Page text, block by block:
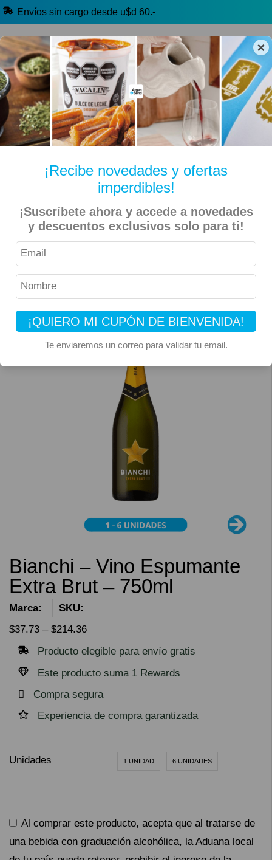
×
¡Recibe novedades y ofertas
imperdibles!
¡Suscríbete ahora y accede a novedades
y descuentos exclusivos solo para ti!
¡QUIERO MI CUPÓN DE BIENVENIDA!
Te enviaremos un correo para validar tu email.
Envíos sin cargo desde u$d 60.-
🔥 Alfajores y Golosinas
🧉 Clásicos argentinos 🏷️ Todas las categorías
Inicio Bebidas
Con Alcohol (+18)
Vinos, Espumantes y Sidras (+18)
Espumante - Champagne (+18)
Bianchi – Vino Espumante Extra Brut – 750ml
Bianchi – Vino Espumante
Extra Brut – 750ml
Marca:
SKU:
$37.73 – $214.36
Producto elegible para envío gratis
Este producto suma 1 Rewards
Compra segura
Experiencia de compra garantizada
Unidades 1 UNIDAD 6 UNIDADES
Al comprar este producto, acepta que al tratarse de
una bebida con graduación alcohólica, la Aduana local